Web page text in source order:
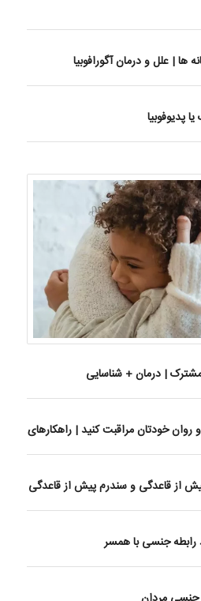
ها | علل و درمان آگورافوبیا
پدیوفوبیا
| درمان + شناسایی
خودتان مراقبت کنید | راهکارهای
از قاعدگی و سندرم پیش از قاعدگی
جنسی با همسر